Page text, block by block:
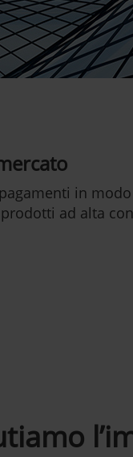
in
ad alta